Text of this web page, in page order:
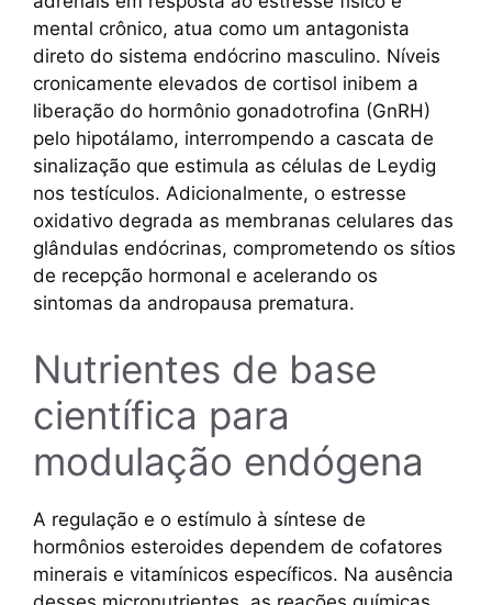
mental crônico, atua como um antagonista
direto do sistema endócrino masculino. Níveis
cronicamente elevados de cortisol inibem a
liberação do hormônio gonadotrofina (GnRH)
pelo hipotálamo, interrompendo a cascata de
sinalização que estimula as células de Leydig
nos testículos. Adicionalmente, o estresse
oxidativo degrada as membranas celulares das
glândulas endócrinas, comprometendo os sítios
de recepção hormonal e acelerando os
sintomas da andropausa prematura.
Nutrientes de base
científica para
modulação endógena
A regulação e o estímulo à síntese de
hormônios esteroides dependem de cofatores
minerais e vitamínicos específicos. Na ausência